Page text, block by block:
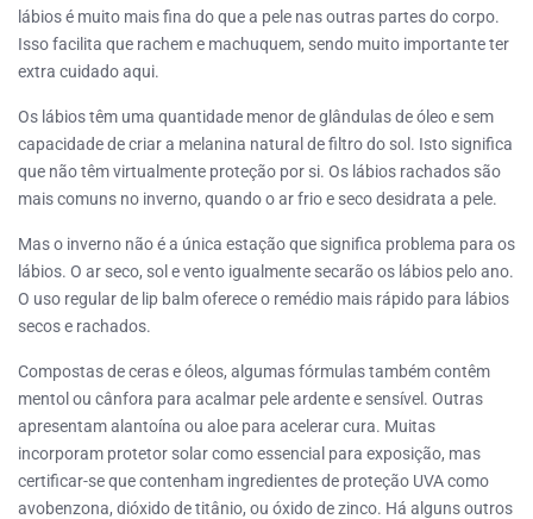
lábios é muito mais fina do que a pele nas outras partes do corpo.
Isso facilita que rachem e machuquem, sendo muito importante ter
extra cuidado aqui.
Os lábios têm uma quantidade menor de glândulas de óleo e sem
capacidade de criar a melanina natural de filtro do sol. Isto significa
que não têm virtualmente proteção por si. Os lábios rachados são
mais comuns no inverno, quando o ar frio e seco desidrata a pele.
Mas o inverno não é a única estação que significa problema para os
lábios. O ar seco, sol e vento igualmente secarão os lábios pelo ano.
O uso regular de lip balm oferece o remédio mais rápido para lábios
secos e rachados.
Compostas de ceras e óleos, algumas fórmulas também contêm
mentol ou cânfora para acalmar pele ardente e sensível. Outras
apresentam alantoína ou aloe para acelerar cura. Muitas
incorporam protetor solar como essencial para exposição, mas
certificar-se que contenham ingredientes de proteção UVA como
avobenzona, dióxido de titânio, ou óxido de zinco. Há alguns outros